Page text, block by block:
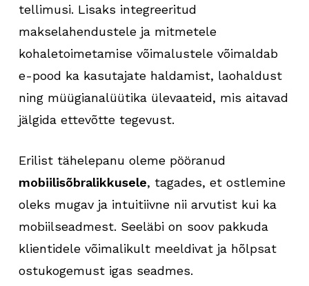
tellimusi. Lisaks integreeritud
makselahendustele ja mitmetele
kohaletoimetamise võimalustele võimaldab
e-pood ka kasutajate haldamist, laohaldust
ning müügianalüütika ülevaateid, mis aitavad
jälgida ettevõtte tegevust.
Erilist tähelepanu oleme pööranud
mobiilisõbralikkusele, tagades, et ostlemine
oleks mugav ja intuitiivne nii arvutist kui ka
mobiilseadmest. Seeläbi on soov pakkuda
klientidele võimalikult meeldivat ja hõlpsat
ostukogemust igas seadmes.